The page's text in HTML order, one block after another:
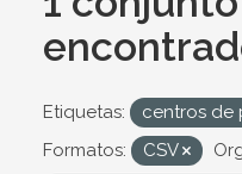
Etiquetas: centros de
Formatos:
CSV